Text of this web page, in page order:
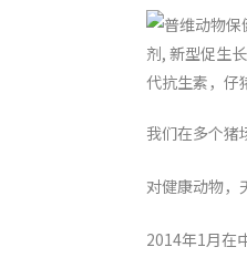
我们在多个猪
对健康动物，
2014年1月在